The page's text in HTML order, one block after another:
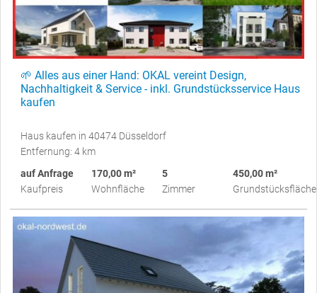
🌱 Alles aus einer Hand: OKAL vereint Design,
Nachhaltigkeit & Service - inkl. Grundstücksservice Haus
kaufen
Haus kaufen in 40474 Düsseldorf
Entfernung: 4 km
auf Anfrage
Kaufpreis
170,00 m²
Wohnfläche
5
Zimmer
450,00 m²
Grundstücksfläche